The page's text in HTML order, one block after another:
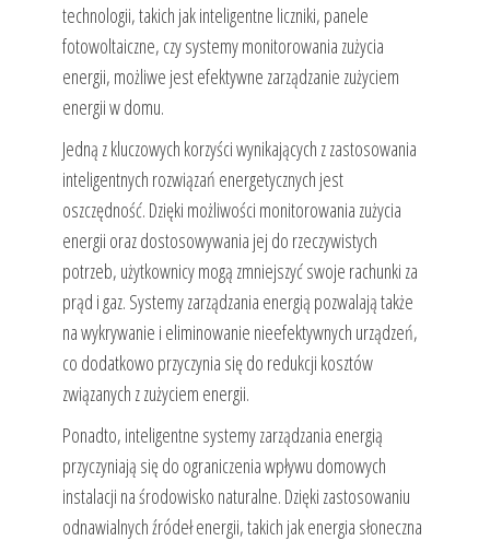
technologii, takich jak inteligentne liczniki, panele
fotowoltaiczne, czy systemy monitorowania zużycia
energii, możliwe jest efektywne zarządzanie zużyciem
energii w domu.
Jedną z kluczowych korzyści wynikających z zastosowania
inteligentnych rozwiązań energetycznych jest
oszczędność. Dzięki możliwości monitorowania zużycia
energii oraz dostosowywania jej do rzeczywistych
potrzeb, użytkownicy mogą zmniejszyć swoje rachunki za
prąd i gaz. Systemy zarządzania energią pozwalają także
na wykrywanie i eliminowanie nieefektywnych urządzeń,
co dodatkowo przyczynia się do redukcji kosztów
związanych z zużyciem energii.
Ponadto, inteligentne systemy zarządzania energią
przyczyniają się do ograniczenia wpływu domowych
instalacji na środowisko naturalne. Dzięki zastosowaniu
odnawialnych źródeł energii, takich jak energia słoneczna